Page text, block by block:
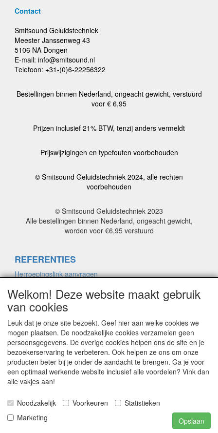
Contact
Smitsound Geluidstechniek
Meester Janssenweg 43
5106 NA Dongen
E-mail: info@smitsound.nl
Telefoon: +31-(0)6-22256322
Bestellingen binnen Nederland, ongeacht gewicht, verstuurd
voor € 6,95
Prijzen inclusief 21% BTW, tenzij anders vermeldt
Prijswijzigingen en typefouten voorbehouden
© Smitsound Geluidstechniek 2024, alle rechten
voorbehouden
© Smitsound Geluidstechniek 2023
Alle bestellingen binnen Nederland, ongeacht gewicht,
worden voor €6,95 verstuurd
REFERENTIES
Herroepingslink aanvragen
ALGEMENE VOORWAARDEN
Herroepingslink aanvragen
PRIVACYVERKLARING
Herroepingslink aanvragen
CONTACT
Herroepingslink aanvragen
Welkom! Deze website maakt gebruik
van cookies
Leuk dat je onze site bezoekt. Geef hier aan welke cookies we
mogen plaatsen. De noodzakelijke cookies verzamelen geen
persoonsgegevens. De overige cookies helpen ons de site en je
bezoekerservaring te verbeteren. Ook helpen ze ons om onze
producten beter bij je onder de aandacht te brengen. Ga je voor
een optimaal werkende website inclusief alle voordelen? Vink dan
alle vakjes aan!
Noodzakelijk Voorkeuren
Statistieken
Marketing
Opslaan